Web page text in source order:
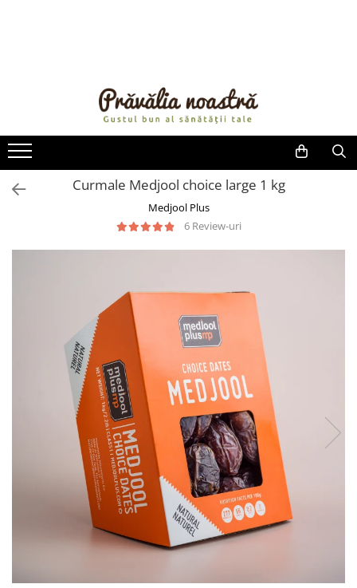
ULEIURI ȘI UNTURI
MĂSLINE
NUCI ȘI SEMINȚE
FRUCTE DESHIDRATATE
ÎNDULCITORI NATURALI / MIERE
FĂINĂ FĂRĂ GLUTEN
BĂUTURI / LAPTE VEGETAL
OREZ ȘI CEREALE
CREME ȘI PASTE TARTINABILE
CONDIMENTE
CEAIURI GRECEȘTI
CIOCOLATĂ ȘI CACAO
HEALTHY SNACKS
SUPERALIMENTE
PRODUSE ECO / ORGANICE
Curmale Medjool choice large 1 kg
Medjool Plus
6 Review-uri